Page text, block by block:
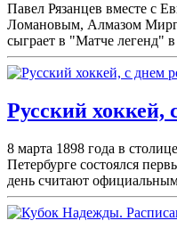
Павел Рязанцев вместе с
Ломановым, Алмазом
сыграет в "Матче легенд"
Русский хоккей,
8 марта 1898 года в
Петербурге состоялся
день считают